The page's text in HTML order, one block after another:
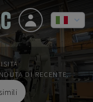
DI RECENTE.